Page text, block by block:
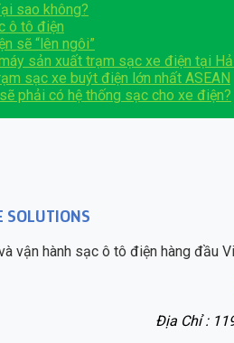
sao không?
ô tô điện
sẽ “lên ngôi”
sản xuất trạm sạc xe điện tại
sạc xe buýt điện lớn nhất ASEAN
phải có hệ thống sạc cho xe điện?
SOLUTIONS
vận hành sạc ô tô điện hàng đầu
Địa Chỉ :